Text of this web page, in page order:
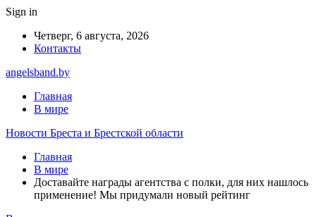
Sign in
Четверг, 6 августа, 2026
Контакты
angelsband.by
Главная
В мире
Новости Бреста и Брестской области
Главная
В мире
Доставайте награды агентства с полки, для них нашлось
применение! Мы придумали новый рейтинг